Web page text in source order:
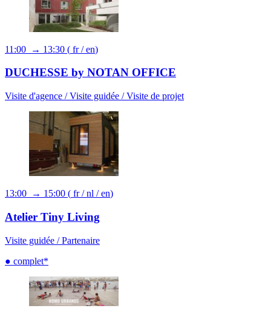
11:00 → 13:30 ( fr/en)
DUCHESSE by NOTAN OFFICE
Visite d'agence /Visite guidée /Visite de projet
13:00 → 15:00 ( fr/nl /en)
Atelier Tiny Living
Visite guidée /Partenaire
● complet*